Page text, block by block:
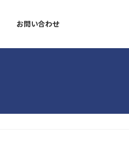
お問い合わせ